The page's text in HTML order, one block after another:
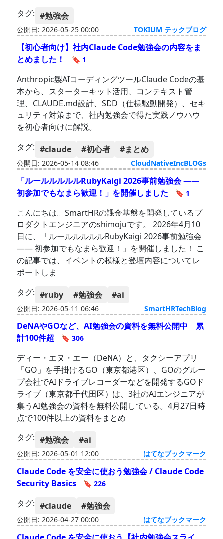
タグ: #勉強会
公開日: 2026-05-25 00:00 TOKIUM テックブログ
【初心者向け】社内Claude Code勉強会の内容をま
とめました！
🔖 1
Anthropic製AIコーディングツールClaude Codeの基
本から、スターターキット活用、コンテキスト管
理、CLAUDE.md設計、SDD（仕様駆動開発）、セキ
ュリティ対策まで、社内勉強会で得た実践ノウハウ
を初心者向けに解説。
タグ: #claude #初心者 #まとめ
公開日: 2026-05-14 08:46 CloudNativeIncBLOGs
「ルールルルルルRubyKaigi 2026事前勉強会 ——
初参加でもなまら歓迎！」を開催しました
🔖 1
こんにちは。SmartHRの課金基盤を開発しているプ
ロダクトエンジニアのshimojuです。 2026年4月10
日に、「ルールルルルルRubyKaigi 2026事前勉強会
—— 初参加でもなまら歓迎！」を開催しました！ こ
の記事では、イベントの模様と登壇内容についてレ
ポートしま
タグ: #ruby #勉強会 #ai
公開日: 2026-05-11 06:46 SmartHRTechBlog
DeNAやGOなど、AI勉強会の資料を無料公開中 累
計100件超
🔖 306
ディー・エヌ・エー（DeNA）と、タクシーアプリ
「GO」を手掛けるGO（東京都港区）、GOのグルー
プ会社でAIドライブレコーダーなどを開発するGOド
ライブ（東京都千代田区）は、3社のAIエンジニアが
集うAI勉強会の資料を無料公開している。4月27日時
点で100件以上の資料をまとめ
タグ: #勉強会 #ai
公開日: 2026-05-01 12:00 はてなブックマーク
Claude Code を安全に使おう勉強会 / Claude Code
Security Basics
🔖 226
タグ: #claude #勉強会
公開日: 2026-04-27 00:00 はてなブックマーク